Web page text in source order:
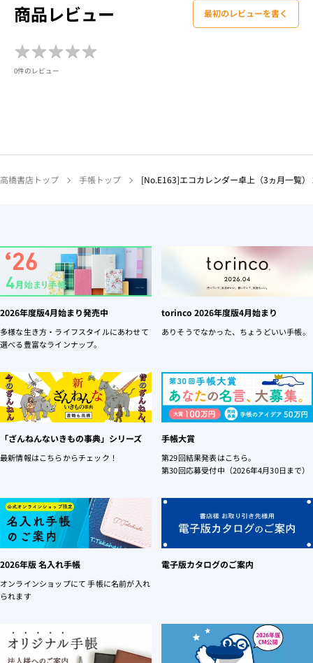
商品レビュー 最初のレビューを書く
★★★★★
★★★★★
0件のレビュー
高橋書店トップ 手帳トップ [No.E163]エコカレンダー卓上（3ヵ月一覧
2026年度版4月始まり発売中
多様な生き方・ライフスタイルにあわせて
選べる豊富なラインナップ。
torinco 2026年度版4月始まり
ありそうでなかった、ちょうどいい手帳。
「ざんねんないきもの事典」シリーズ
最新情報はこちらからチェック！
手帳大賞
第29回結果発表はこちら。
第30回応募受付中（2026年4月30日まで）
2026年版 名入れ手帳
オンラインショップにて 手帳に名前が入れ
られます
電子版カタログのご案内